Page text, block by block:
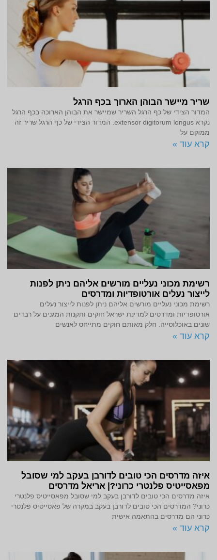
שריר מיישר הבוהן הארוך בכף הרגל
המדור הצידי של כף הרגל השריר שמיישר את הבוהן הארוכה בכף הרגל
נקרא extensor digitorum longus. המדור הצידי של כף הרגל שריר זה
ממוקם על
קרא עוד »
רשימת מכוני נעליים מורשים אליהם ניתן לפנות
לייצור נעלים אורטופדיות ומדרסים
רשימת מכוני נעליים מורשים אליהם ניתן לפנות לייצור נעלים
אורטופדיות ומדרסים למדינת ישראל חוקים ותקנות המגנים על רבדים
שונים באוכלוסייה. חלק מאותם חוקים מתייחס לאנשים
קרא עוד »
איזה מדרסים הכי טובים לדורבן בעקב למי שסובל
מפאסייטיס פלנטרי כרוני?| אריאל מדרסים
איזה מדרסים הכי טובים לדורבן בעקב למי שסובל מפאסייטיס פלנטרי
כרוני? המדרסים הכי טובים לדורבן בעקב במקרה של פאסייטיס פלנטרי
כרוני הם מדרסים בהתאמה אישית
קרא עוד »